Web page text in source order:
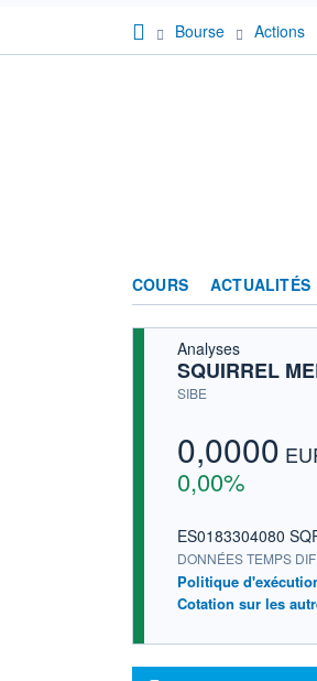
Bourse Actions
COURS ACTUALITÉS
Analyses
SQUIRREL
SIBE
0,0000
0,00%
ES0183304080
DONNÉES TEMPS
Politique
Cotation sur les